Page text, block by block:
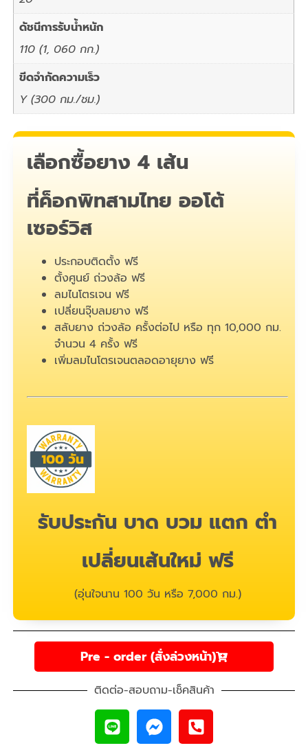
ดัชนีการรับน้ำหนัก
110 (1, 060 กก.)
ขีดจำกัดความเร็ว
Y (300 กม./ชม.)
เลือกซื้อยาง 4 เส้น
ที่ค็อกพิทสามไทย ออโต้
เซอร์วิส
ประกอบติดตั้ง ฟรี
ตั้งศูนย์ ถ่วงล้อ ฟรี
ลมไนโตรเจน ฟรี
เปลี่ยนจุ๊บลมยาง ฟรี
สลับยาง ถ่วงล้อ ครั้งต่อไป หรือ ทุก 10,000 กม.
จำนวน 4 ครั้ง ฟรี
เพิ่มลมไนโตรเจนตลอดอายุยาง ฟรี
รับประกัน บาด บวม แตก ตำ
เปลี่ยนเส้นใหม่ ฟรี
(อุ่นใจนาน 100 วัน หรือ 7,000 กม.)
Pre - order (สั่งล่วงหน้า)
ติดต่อ-สอบถาม-เช็คสินค้า